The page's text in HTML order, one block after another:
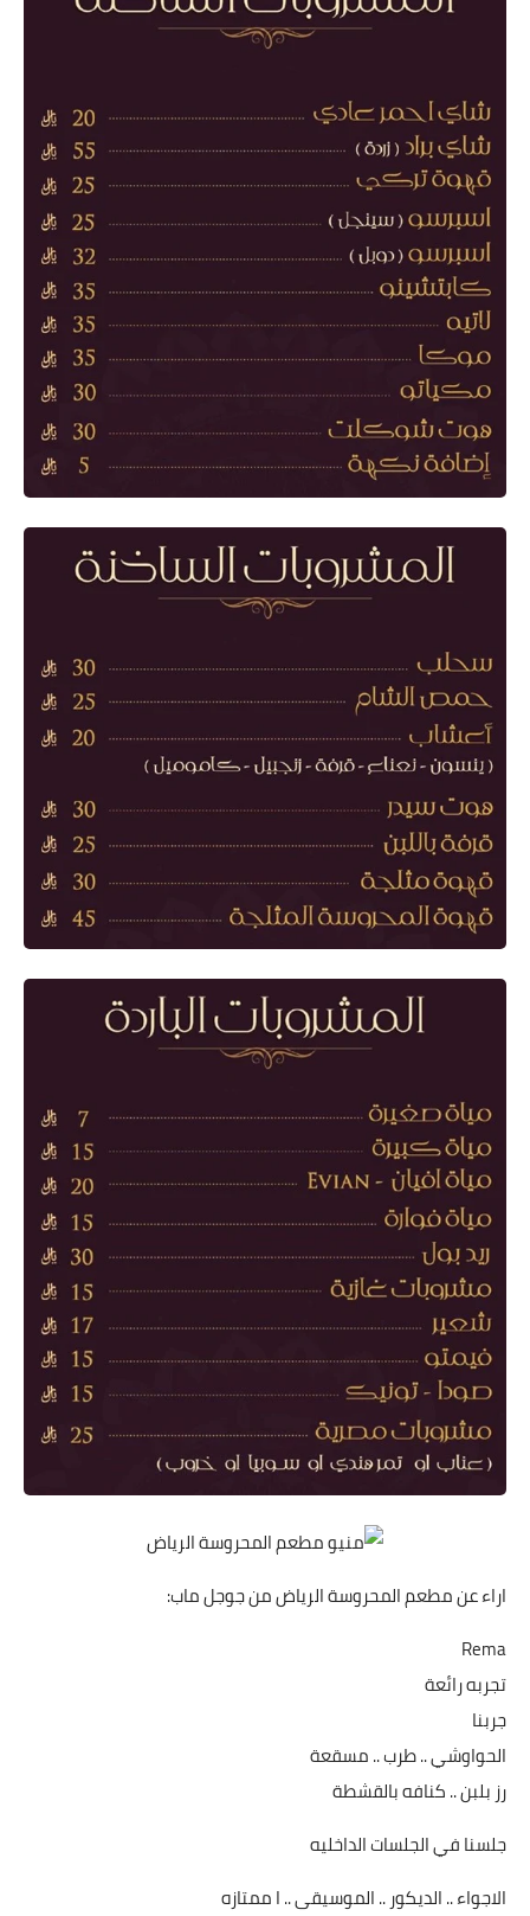
اراء عن مطعم المحروسة الرياض من جوجل ماب:
Rema
تجربه رائعة
جربنا
الحواوشي .. طرب .. مسقعة
رز بلبن .. كنافه بالقشطة
جلسنا في الجلسات الداخليه
الاجواء .. الديكور .. الموسيقى .. ا ممتازه